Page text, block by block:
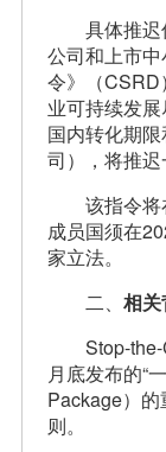
具体推
公司和上市
令》（CSRD
业可持续发
国内转化期
司），将推迟
该指令
成员国须在
家立法。
二、 相
Stop-
月底发布的“
Package）
则。